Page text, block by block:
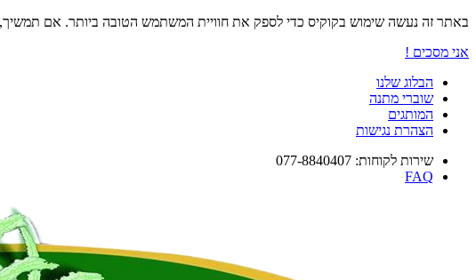
באתר זה נעשה שימוש בקוקיס כדי לספק את חוויית המשתמש הטובה ביותר. אם
אני מסכים !
הבלוג שלנו
שוברי מתנה
המותגים
הצהרת נגישות
שירות לקוחות: 077-8840407
FAQ